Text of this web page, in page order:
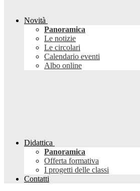
Novità
Panoramica
Le notizie
Le circolari
Calendario eventi
Albo online
Didattica
Panoramica
Offerta formativa
I progetti delle classi
Contatti